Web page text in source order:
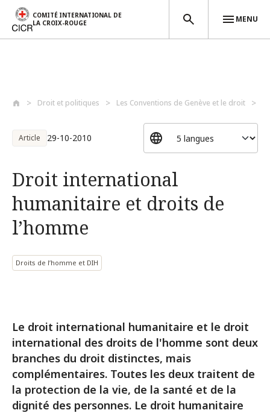
COMITÉ INTERNATIONAL DE
LA CROIX-ROUGE
MENU
Droit et politiques Les Conventions de Genève et le droit
Article 29-10-2010
Droit international
humanitaire et droits de
l’homme
Droits de l’homme et DIH
Le droit international humanitaire et le droit
international des droits de l'homme sont deux
branches du droit distinctes, mais
complémentaires. Toutes les deux traitent de
la protection de la vie, de la santé et de la
dignité des personnes. Le droit humanitaire